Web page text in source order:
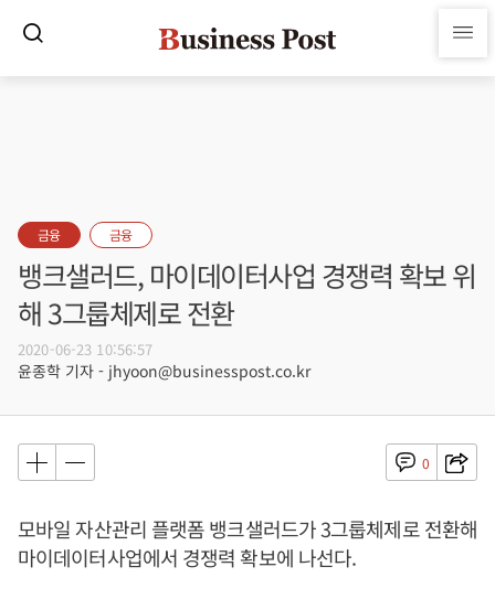
금융 금융
뱅크샐러드, 마이데이터사업 경쟁력 확보 위
해 3그룹체제로 전환
2020-06-23 10:56:57
윤종학 기자 - jhyoon@businesspost.co.kr
0
모바일 자산관리 플랫폼 뱅크샐러드가 3그룹체제로 전환해
마이데이터사업에서 경쟁력 확보에 나선다.